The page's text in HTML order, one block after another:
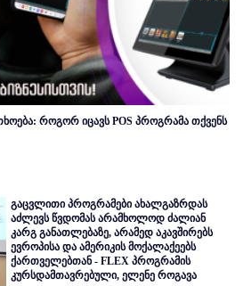
როგორ იცავს POS პროგრამა თქვენს
გაცვლითი პროგრამები ახალგაზრდას
აძლევს წვდომას არამხოლოდ ძალიან
კარგ განათლებაზე, არამედ აკავშირებს
ევროპისა და ამერიკის მოქალაქეებს
ქართველებთან - FLEX პროგრამის
კურსდამთავრებული, ელენე როგავა